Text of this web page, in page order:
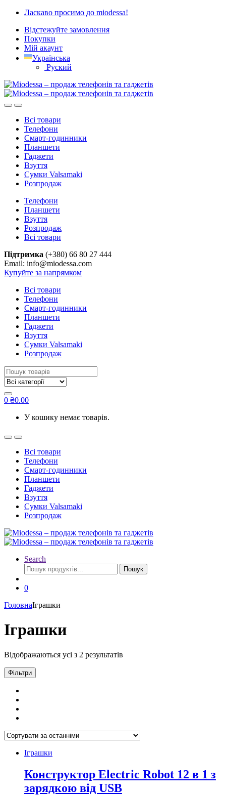
Skip
navigation
Skip
content
Ласкаво просимо до miodessa!
Відстежуйте замовлення
Покупки
Мій акаунт
Українська
Руский
Всі товари
Телефони
Смарт-годинники
Планшети
Гаджети
Взуття
Сумки Valsamaki
Розпродаж
Телефони
Планшети
Взуття
Розпродаж
Всі товари
Підтримка (+380) 66 80 27 444
Email: info@miodessa.com
Купуйте за напрямком
Всі товари
Телефони
Смарт-годинники
Планшети
Гаджети
Взуття
Сумки Valsamaki
Розпродаж
Search
for:
0 ₴0.00
У кошику немає товарів.
Всі товари
Телефони
Смарт-годинники
Планшети
Гаджети
Взуття
Сумки Valsamaki
Розпродаж
Search
Шукати:
Пошук
0
ГоловнаІграшки
Іграшки
Відображаються усі з 2 результатів
Фільтри
Іграшки
Конструктор Electric Robot 12 в 1 з
зарядкою від USB